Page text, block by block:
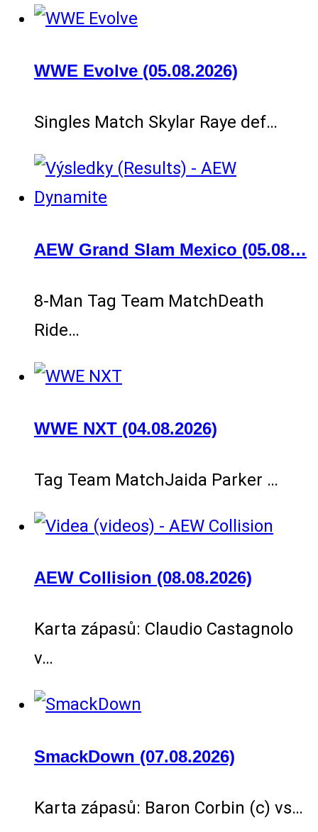
WWE Evolve (05.08.2026)
Singles Match Skylar Raye def…
AEW Grand Slam Mexico (05.08…
8-Man Tag Team MatchDeath
Ride…
WWE NXT (04.08.2026)
Tag Team MatchJaida Parker …
AEW Collision (08.08.2026)
Karta zápasů: Claudio Castagnolo
v…
SmackDown (07.08.2026)
Karta zápasů: Baron Corbin (c) vs…